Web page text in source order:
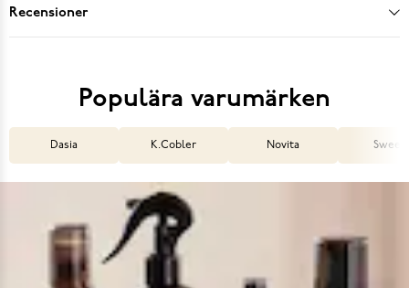
Recensioner
Populära varumärken
Dasia K.Cobler Novita